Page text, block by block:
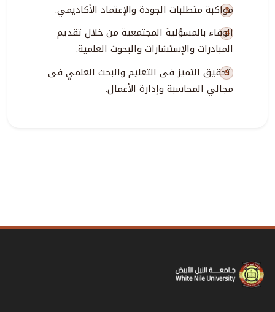
مواكبة متطلبات الجودة والإعتماد الأكاديمي.
الوفاء بالمسؤلية المجتمعية من خلال تقديم
المبادرات والإستشارات والبحوث العلمية.
تحقيق التميز فى التعليم والبحث العلمي فى
مجالي المحاسبة وإدارة الأعمال.